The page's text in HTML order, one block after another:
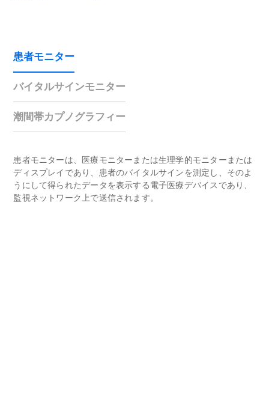
患者モニター
バイタルサインモニター
潮間帯カプノグラフィー
患者モニターは、医療モニターまたは生理学的モニターまたは
ディスプレイであり、患者のバイタルサインを測定し、そのよ
うにして得られたデータを表示する電子医療デバイスであり、
監視ネットワーク上で送信されます。